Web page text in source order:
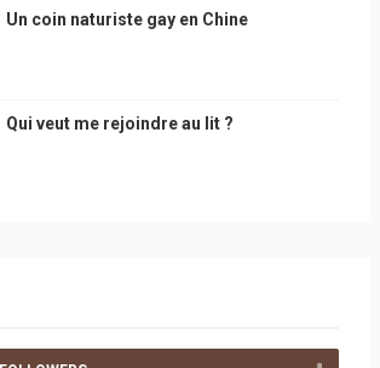
Un coin naturiste gay en Chine
Qui veut me rejoindre au lit ?